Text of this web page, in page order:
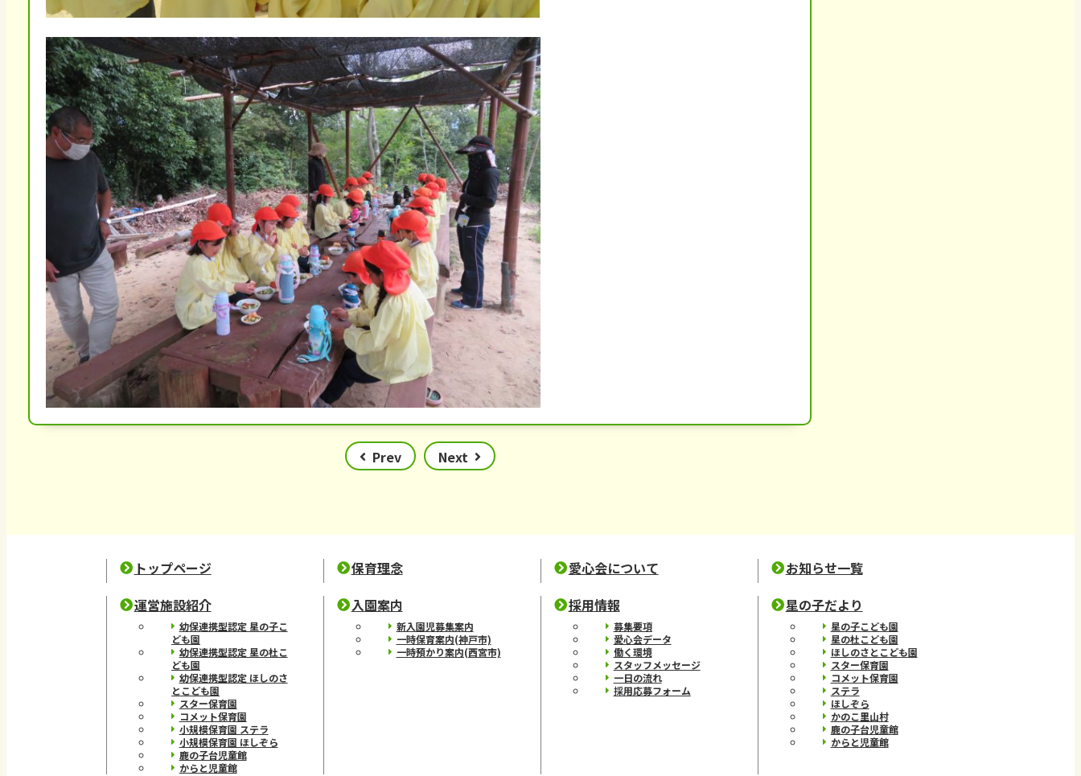
Prev Next
トップページ 保育理念 愛心会について
お知らせ一覧
運営施設紹介
幼保連携型認定 星の子こ
ども園
幼保連携型認定 星の杜こ
ども園
幼保連携型認定 ほしのさ
とこども園
スター保育園
コメット保育園
小規模保育園 ステラ
小規模保育園 ほしぞら
鹿の子台児童館
からと児童館
入園案内
新入園児募集案内
一時保育案内(神戸市)
一時預かり案内(西宮市)
採用情報
募集要項
愛心会データ
働く環境
スタッフメッセージ
一日の流れ
採用応募フォーム
星の子だより
星の子こども園
星の杜こども園
ほしのさとこども園
スター保育園
コメット保育園
ステラ
ほしぞら
かのこ里山村
鹿の子台児童館
からと児童館